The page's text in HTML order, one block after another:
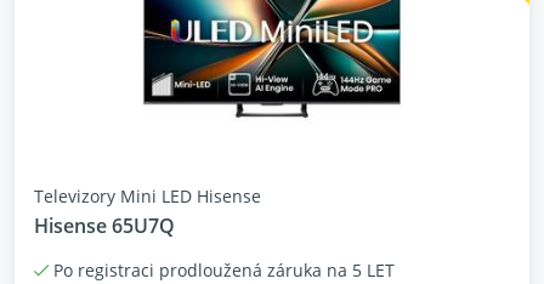
zařízení dokonale spolupracují a vytvářejí
jednoduché domácí kino – bez složité kabeláže a
dalšího hardwaru.
Televizory Mini LED Hisense
Hisense 65U7Q
Po registraci prodloužená záruka na 5 LET